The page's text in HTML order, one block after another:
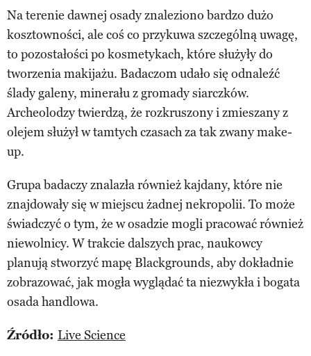
Na terenie dawnej osady znaleziono bardzo dużo
kosztowności, ale coś co przykuwa szczególną uwagę,
to pozostałości po kosmetykach, które służyły do
tworzenia makijażu. Badaczom udało się odnaleźć
ślady galeny, minerału z gromady siarczków.
Archeolodzy twierdzą, że rozkruszony i zmieszany z
olejem służył w tamtych czasach za tak zwany make-
up.
Grupa badaczy znalazła również kajdany, które nie
znajdowały się w miejscu żadnej nekropolii. To może
świadczyć o tym, że w osadzie mogli pracować również
niewolnicy. W trakcie dalszych prac, naukowcy
planują stworzyć mapę Blackgrounds, aby dokładnie
zobrazować, jak mogła wyglądać ta niezwykła i bogata
osada handlowa.
Źródło: Live Science